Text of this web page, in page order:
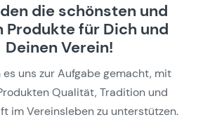
die schönsten und
Produkte für Dich und
Deinen Verein!
uns zur Aufgabe gemacht, mit
Qualität, Tradition und
im Vereinsleben zu unterstützen.